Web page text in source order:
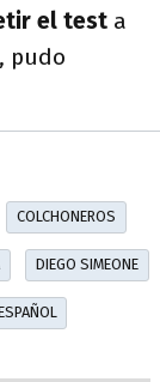
el test a
pudo
COLCHONEROS
DIEGO SIMEONE